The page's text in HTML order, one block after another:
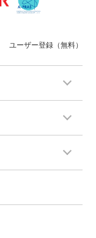
ユーザー登録（無料）